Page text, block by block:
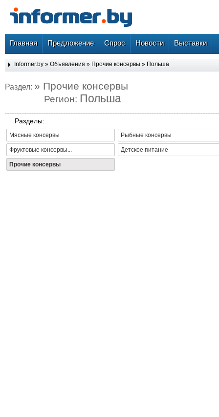
Главная Предложение Спрос Новости Выставки
Informer.by » Объявления » Прочие консервы » Польша
Раздел: » Прочие консервы
Регион: Польша
Разделы:
Мясные консервы Рыбные консервы
Фруктовые консервы... Детское питание
Прочие консервы